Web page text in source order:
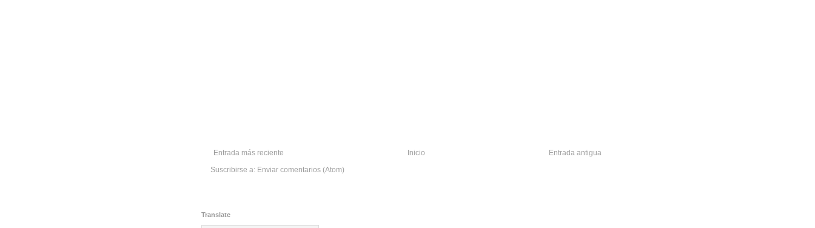
Entrada más reciente Entrada antigua
Inicio
Suscribirse a: Enviar comentarios (Atom)
Translate